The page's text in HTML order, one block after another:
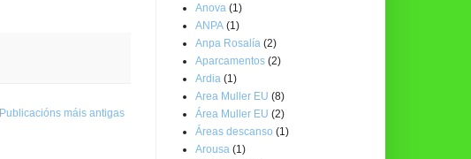
Publicacións máis antigas
Anova (1)
ANPA (1)
Anpa Rosalía (2)
Aparcamentos (2)
Ardia (1)
Area Muller EU (8)
Área Muller EU (2)
Áreas descanso (1)
Arousa (1)